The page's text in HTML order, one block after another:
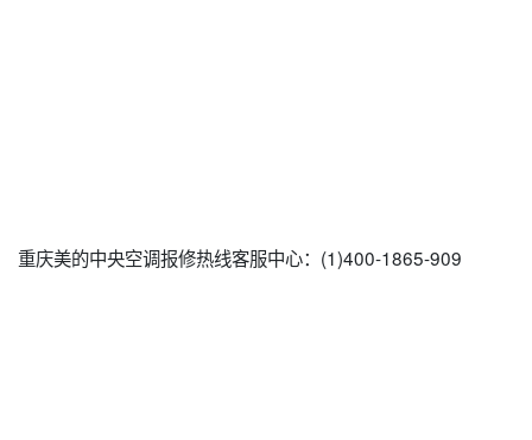
重庆美的中央空调报修热线客服中心：(1)400-1865-909